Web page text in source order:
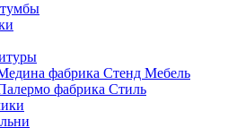
фабрика Стенд Мебель
фабрика Стиль